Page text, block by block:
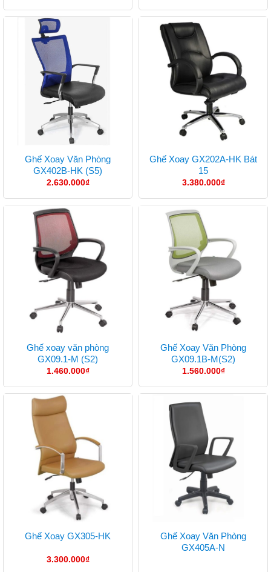
Ghế Xoay Văn Phòng
GX402B-HK (S5)
2.630.000₫
Ghế Xoay GX202A-HK Bát
15
3.380.000₫
Ghế xoay văn phòng
GX09.1-M (S2)
1.460.000₫
Ghế Xoay Văn Phòng
GX09.1B-M(S2)
1.560.000₫
Ghế Xoay GX305-HK
3.300.000₫
Ghế Xoay Văn Phòng
GX405A-N